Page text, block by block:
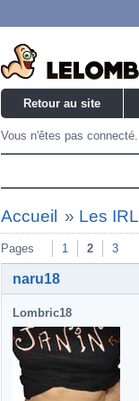
Retour au site
Vous n'êtes pas connecté.
Accueil » Les IRL
Pages 1 2 3
naru18
Lombric18